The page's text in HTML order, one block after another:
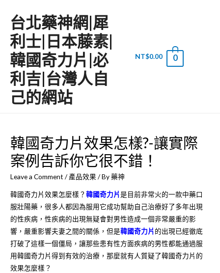
台北藥神網|犀
利士|日本藤素|
韓國奇力片|必
利吉|台灣人自
己的網站
NT$0.00 0
韓國奇力片效果怎樣?-讓實際
案例告訴你它很不錯！
Leave a Comment / 產品效果 / By藥神
韓國奇力片效果怎麼樣？韓國奇力片是目前非常火的一款中藥口
服壯陽藥，很多人都因為服用它成功幫助自己治療好了多年出現
的性疾病，性疾病的出現無疑會對男性造成一個非常嚴重的影
響，嚴重影響夫妻之間的關係，但是韓國奇力片 的出現已經徹底
打破了這樣一個僵局，讓那些患有性方面疾病的男性都能通過服
用韓國奇力片得到有效的治療，那麼就有人質疑了韓國奇力片的
效果怎麼樣？